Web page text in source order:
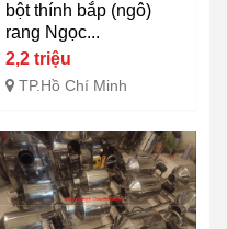
bột thính bắp (ngô)
rang Ngọc...
2,2 triệu
TP.Hồ Chí Minh